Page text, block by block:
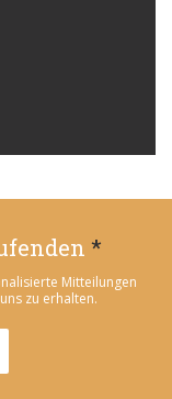
*
Mitteilungen
zu erhalten.